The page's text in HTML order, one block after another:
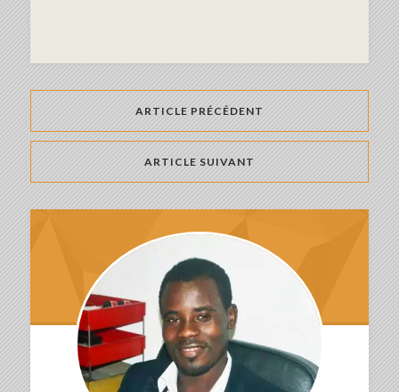
ARTICLE PRÉCÉDENT
ARTICLE SUIVANT